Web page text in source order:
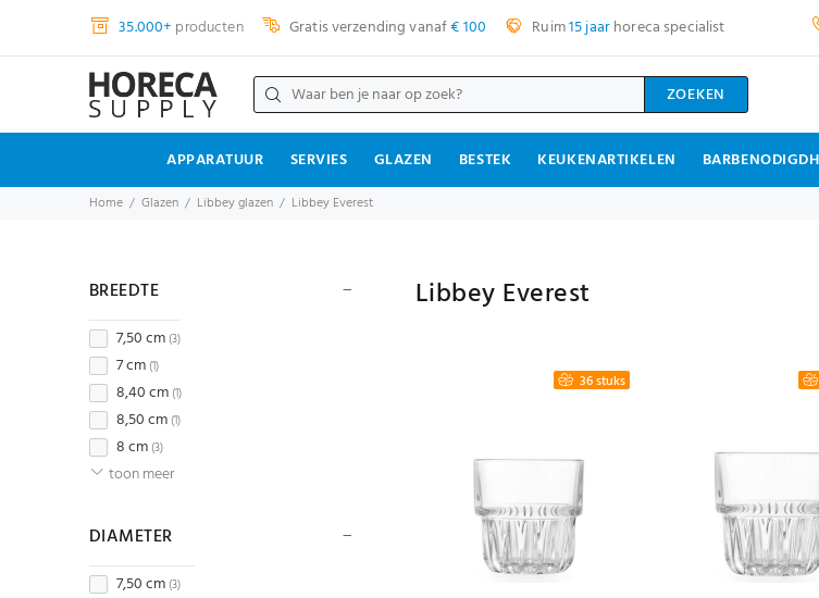
35.000+ producten Gratis verzending vanaf€ 100 Ruim15 jaarhoreca specialist
ZOEKEN
APPARATUUR SERVIES GLAZEN BESTEK KEUKENARTIKELEN
Home Glazen Libbey glazen Libbey Everest
BREEDTE
7,50 cm (3)
7 cm (1)
8,40 cm (1)
8,50 cm (1)
8 cm (3)
toon meer
DIAMETER
7,50 cm (3)
Libbey Everest
36 stuks